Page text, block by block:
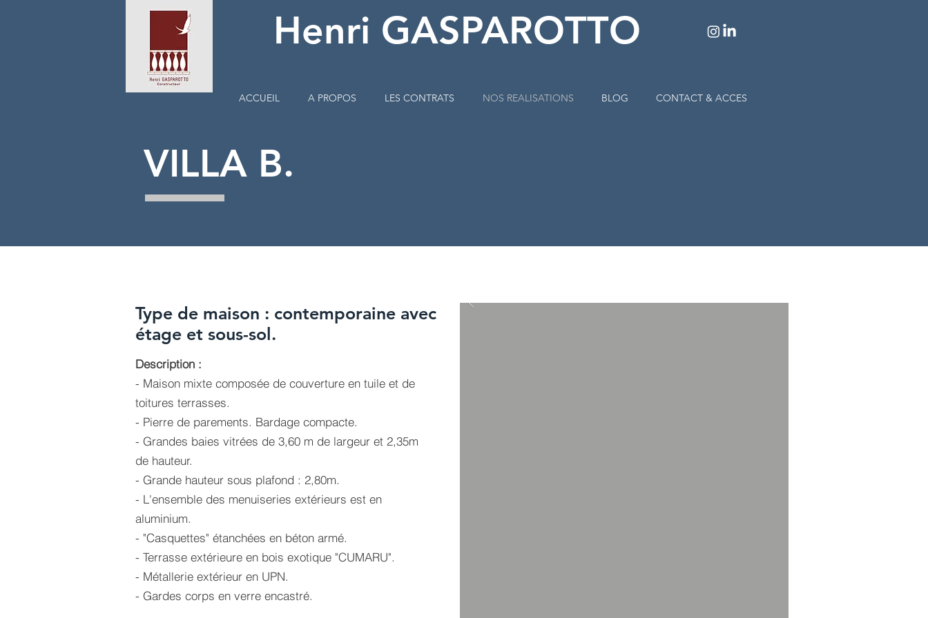
Henri GASPAROTTO
ACCUEIL A PROPOS LES CONTRATS NOS REALISATIONS BLOG CONTACT & ACCES
VILLA B.
Type de maison : contemporaine avec
étage et sous-sol.
Description :
- Maison mixte composée de couverture en tuile et de
toitures terrasses.
- Pierre de parements. Bardage compacte.
- Grandes baies vitrées de 3,60 m de largeur et 2,35m
de hauteur.
- Grande hauteur sous plafond : 2,80m.
- L'ensemble des menuiseries extérieurs est en
aluminium.
- "Casquettes" étanchées en béton armé.
- Terrasse extérieure en bois exotique "CUMARU".
- Métallerie extérieur en UPN.
- Gardes corps en verre encastré.